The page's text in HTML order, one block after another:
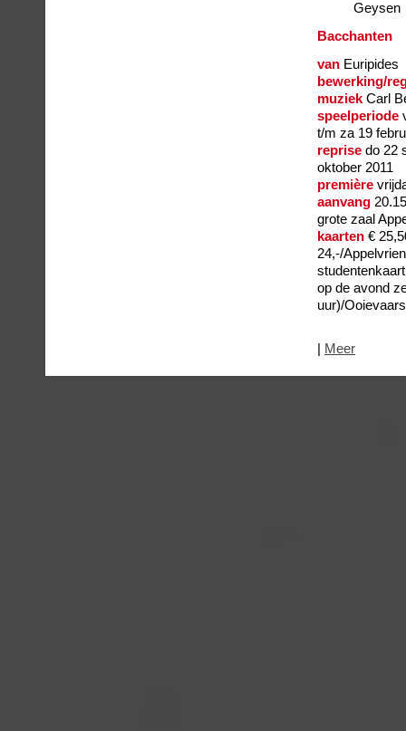
Geysen
Bacchanten
van Euripides
bewerking/
muziek Carl
speelperiode
t/m za 19
reprise do 22
oktober 2011
première
aanvang
grote zaal
kaarten €
24,-/
op de avond
uur)/
Meer